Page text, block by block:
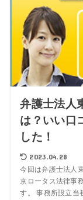
弁護士法人
は？いい口
した！
2023.04.28
今回は弁護士法人
京ロータス法律事
す。 事務所設立当